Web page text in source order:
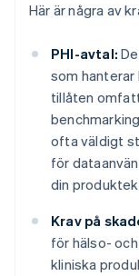
Här är några av
PHI-avtal:
som hanterar
tillåten
ofta väldigt
för
din
Krav på
för hälso-
kliniska